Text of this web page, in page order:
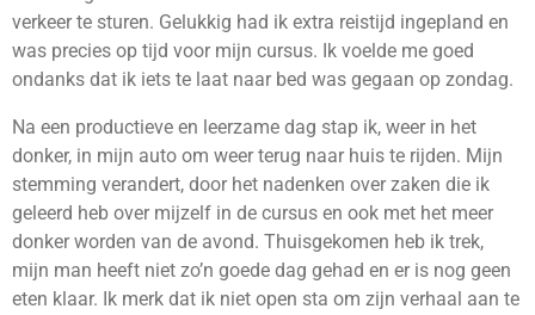
verkeer te sturen. Gelukkig had ik extra reistijd ingepland en
was precies op tijd voor mijn cursus. Ik voelde me goed
ondanks dat ik iets te laat naar bed was gegaan op zondag.
Na een productieve en leerzame dag stap ik, weer in het
donker, in mijn auto om weer terug naar huis te rijden. Mijn
stemming verandert, door het nadenken over zaken die ik
geleerd heb over mijzelf in de cursus en ook met het meer
donker worden van de avond. Thuisgekomen heb ik trek,
mijn man heeft niet zo’n goede dag gehad en er is nog geen
eten klaar. Ik merk dat ik niet open sta om zijn verhaal aan te